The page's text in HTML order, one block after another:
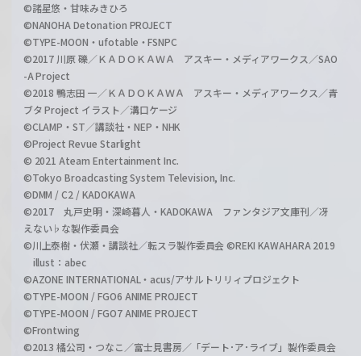
©諸星悠・甘味みきひろ
©NANOHA Detonation PROJECT
©TYPE-MOON・ufotable・FSNPC
©2017 川原 礫／ＫＡＤＯＫＡＷＡ アスキー・メディアワークス／SAO
-A Project
©2018 鴨志田 一／ＫＡＤＯＫＡＷＡ アスキー・メディアワークス／青
ブタ Project イラスト／溝口ケージ
©CLAMP・ST／講談社・NEP・NHK
©Project Revue Starlight
© 2021 Ateam Entertainment Inc.
©Tokyo Broadcasting System Television, Inc.
©DMM / C2 / KADOKAWA
©2017 丸戸史明・深崎暮人・KADOKAWA ファンタジア文庫刊／冴
えない♭な製作委員会
©川上泰樹・伏瀬・講談社／転スラ製作委員会 ©REKI KAWAHARA 2019
illust：abec
©AZONE INTERNATIONAL・acus/アサルトリリィプロジェクト
©TYPE-MOON / FGO6 ANIME PROJECT
©TYPE-MOON / FGO7 ANIME PROJECT
©Frontwing
©2013 橘公司・つなこ／富士見書房／「デート･ア･ライブ」製作委員会